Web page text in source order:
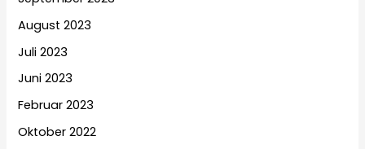
August 2023
Juli 2023
Juni 2023
Februar 2023
Oktober 2022